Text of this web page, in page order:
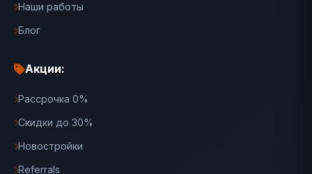
Наши работы
Блог
Акции:
Рассрочка 0%
Скидки до 30%
Новостройки
Referrals